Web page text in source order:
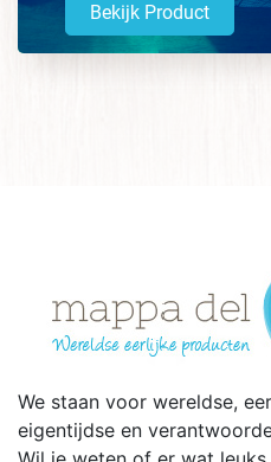
Bekijk Product
We staan voor wereldse,
eigentijdse en